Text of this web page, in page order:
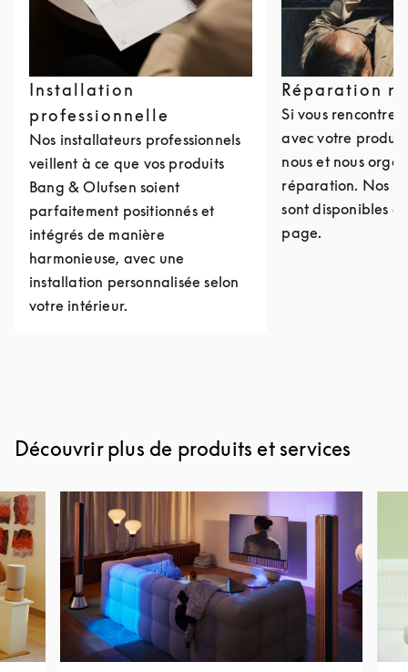
Installation
professionnelle
Nos installateurs professionnels
veillent à ce que vos produits
Bang & Olufsen soient
parfaitement positionnés et
intégrés de manière
harmonieuse, avec une
installation personnalisée selon
votre intérieur.
Réparation
Si vous
avec votre
nous et nous
réparation. Nos
sont disponibles
page.
Découvrir plus de produits et services